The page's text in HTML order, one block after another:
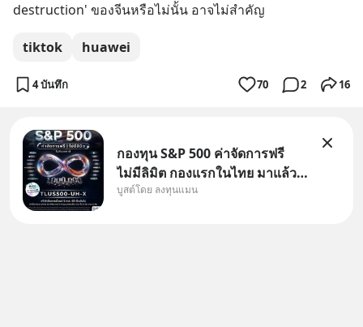
destruction' ของจีนหรือไม่นั้น อาจไม่สำคัญ
tiktok huawei
4 บันทึก 70 2 16
กองทุน S&P 500 ค่าจัดการฟรี
ไม่มีลิมิต กองแรกในไทย มาแล้ว..
กองทุนที่ออกแบบมาเพื่อแก้ Pain
บูสต์โดย ลงทุนแมน